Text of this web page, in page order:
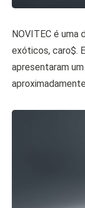
NOVITEC é
exóticos, caro$.
apresentaram